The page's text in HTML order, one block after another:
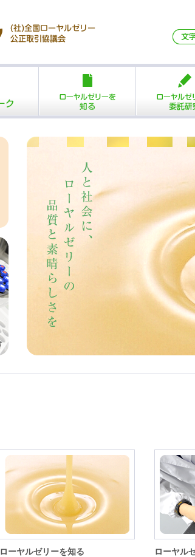
ローヤルゼリーを知る ローヤル